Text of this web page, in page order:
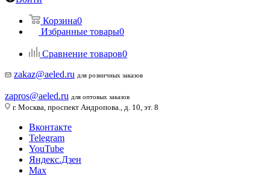
Корзина0
Избранные товары0
Сравнение товаров0
zakaz@aeled.ru для розничных заказов
zapros@aeled.ru для оптовых заказов
г. Москва, проспект Андропова., д. 10, эт. 8
Вконтакте
Telegram
YouTube
Яндекс.Дзен
Max